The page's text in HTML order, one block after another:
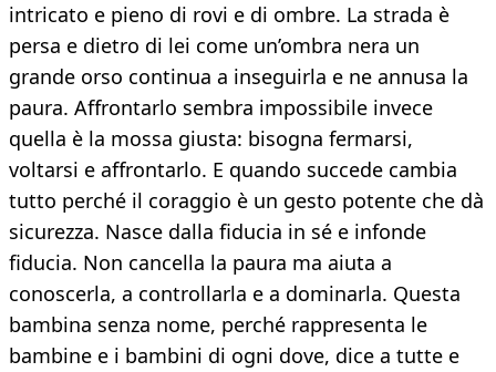
intricato e pieno di rovi e di ombre. La strada è
persa e dietro di lei come un’ombra nera un
grande orso continua a inseguirla e ne annusa la
paura. Affrontarlo sembra impossibile invece
quella è la mossa giusta: bisogna fermarsi,
voltarsi e affrontarlo. E quando succede cambia
tutto perché il coraggio è un gesto potente che dà
sicurezza. Nasce dalla fiducia in sé e infonde
fiducia. Non cancella la paura ma aiuta a
conoscerla, a controllarla e a dominarla. Questa
bambina senza nome, perché rappresenta le
bambine e i bambini di ogni dove, dice a tutte e